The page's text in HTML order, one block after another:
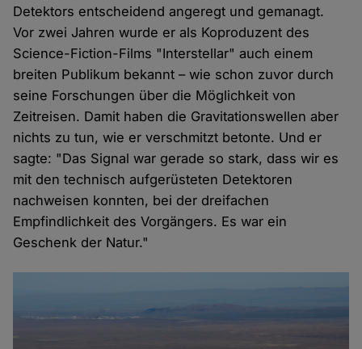
Detektors entscheidend angeregt und gemanagt.
Vor zwei Jahren wurde er als Koproduzent des
Science-Fiction-Films "Interstellar" auch einem
breiten Publikum bekannt – wie schon zuvor durch
seine Forschungen über die Möglichkeit von
Zeitreisen. Damit haben die Gravitationswellen aber
nichts zu tun, wie er verschmitzt betonte. Und er
sagte: "Das Signal war gerade so stark, dass wir es
mit den technisch aufgerüsteten Detektoren
nachweisen konnten, bei der dreifachen
Empfindlichkeit des Vorgängers. Es war ein
Geschenk der Natur."